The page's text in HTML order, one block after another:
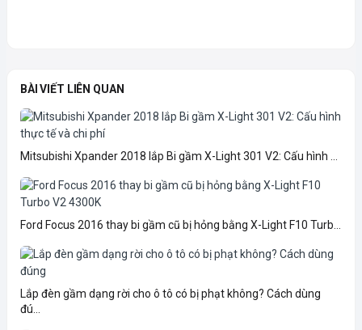
BÀI VIẾT LIÊN QUAN
Mitsubishi Xpander 2018 lắp Bi gầm X-Light 301 V2: Cấu hình ...
Ford Focus 2016 thay bi gầm cũ bị hỏng bằng X-Light F10 Turb...
Lắp đèn gầm dạng rời cho ô tô có bị phạt không? Cách dùng
đú...